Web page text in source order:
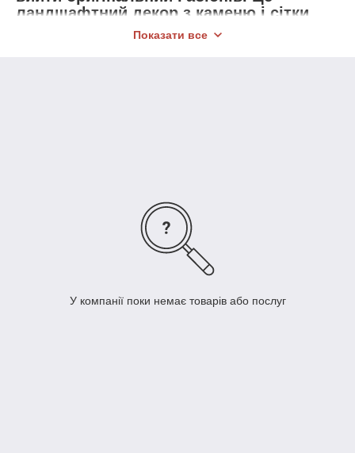
ландшафтний декор з каменю і сітки
виконає роль прикраси або
Показати все
У компанії поки немає товарів або послуг